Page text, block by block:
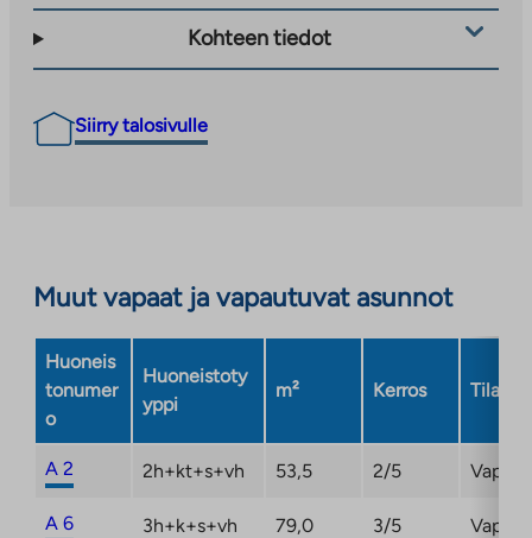
Kohteen tiedot
Siirry talosivulle
Muut vapaat ja vapautuvat asunnot
Huoneis
tonumer
o
Huoneistoty
yppi
m² Kerros Tila
A 2 2h+kt+s+vh 53,5 2/5 Vapaa
A 6 3h+k+s+vh 79,0 3/5 Vapaa